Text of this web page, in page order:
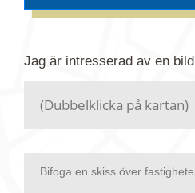
förfrågan. Vi har flera
Jag är intresserad av en bild
Bifoga en skiss över